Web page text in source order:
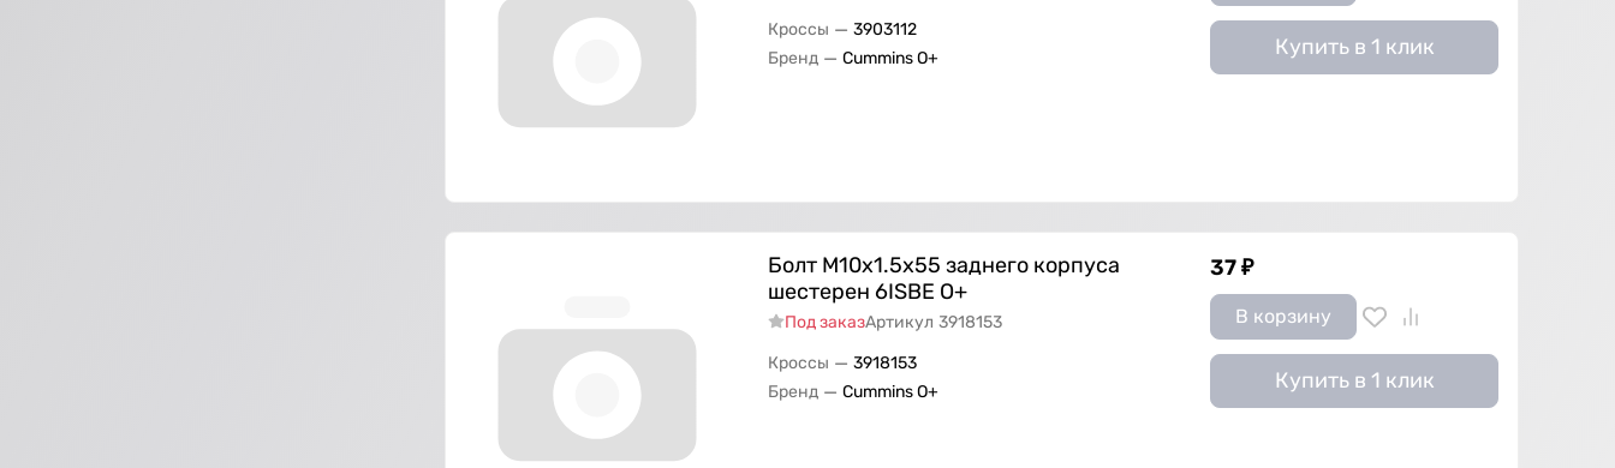
Кроссы — 3903112
Бренд — Cummins O+ Купить в 1 клик
Болт M10х1.5х55 заднего корпуса
шестерен 6ISBE О+
Под заказАртикул 3918153
Кроссы — 3918153
Бренд — Cummins O+
37₽
В корзину
Купить в 1 клик